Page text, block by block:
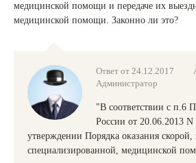
медицинской помощи и передаче их
медицинской помощи. Законно ли это?
Ответ от 24.12.2017
Администратор
"В соответствии с п.6
России от 20.06.2013
утверждении Порядка оказания скорой,
специализированной, медицинской